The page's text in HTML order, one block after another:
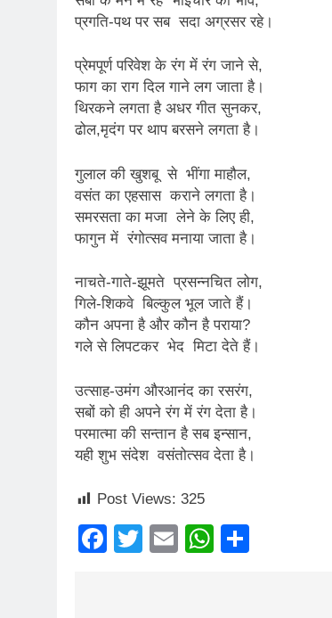
विश्व
प्रगति-पथ पर सब सदा अग्रसर रहे।
प्रेमपूर्ण परिवेश के रंग में रंग जाने से,
फाग का राग दिल गाने लग जाता है।
थिरकने लगता है अधर गीत सुनकर,
ढोल,मृदंग पर थाप बरसने लगता है।
गुलाल की खुशबू से भींगा माहौल,
वसंत का एहसास कराने लगता है।
समरसता का मजा लेने के लिए ही,
फागुन में रंगोत्सव मनाया जाता है।
नाचते-गाते-झूमते प्रसन्नचित लोग,
गिले-शिकवे बिल्कुल भूल जाते हैं।
कौन अपना है और कौन है पराया?
गले से लिपटकर भेद मिटा देते हैं।
उत्साह-उमंग औरआनंद का रसरंग,
सबों को ही अपने रंग में रंग देता है।
परमात्मा की सन्तान है सब इन्सान,
यही शुभ संदेश वसंतोत्सव देता है।
Post Views: 325
Facebook
TwitterEmailWhatsApp